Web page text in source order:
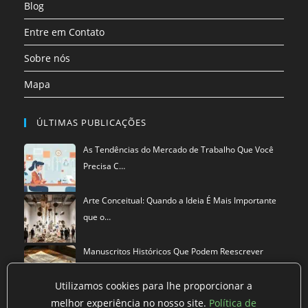
Blog
Entre em Contato
Sobre nós
Mapa
ÚLTIMAS PUBLICAÇÕES
As Tendências do Mercado de Trabalho Que Você
Precisa C…
Arte Conceitual: Quando a Ideia É Mais Importante
que o…
Manuscritos Históricos Que Podem Reescrever
Utilizamos cookies para lhe proporcionar a
melhor experiência no nosso site. Política de